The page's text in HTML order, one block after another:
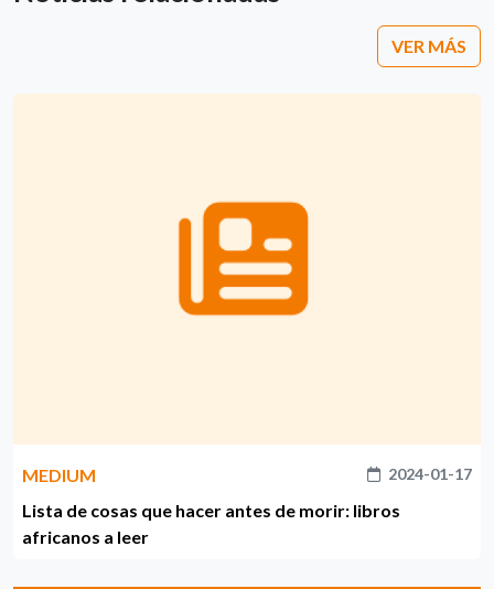
VER MÁS
MEDIUM 2024-01-17
Lista de cosas que hacer antes de morir: libros
africanos a leer